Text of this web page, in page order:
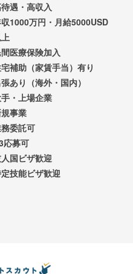
遇・高収入
1000万円・月給5000USD
医療保険加入
補助（家賃手当）有り
あり（海外・国内）
・上場企業
事業
委託可
応募可
国ビザ歓迎
技能ビザ歓迎